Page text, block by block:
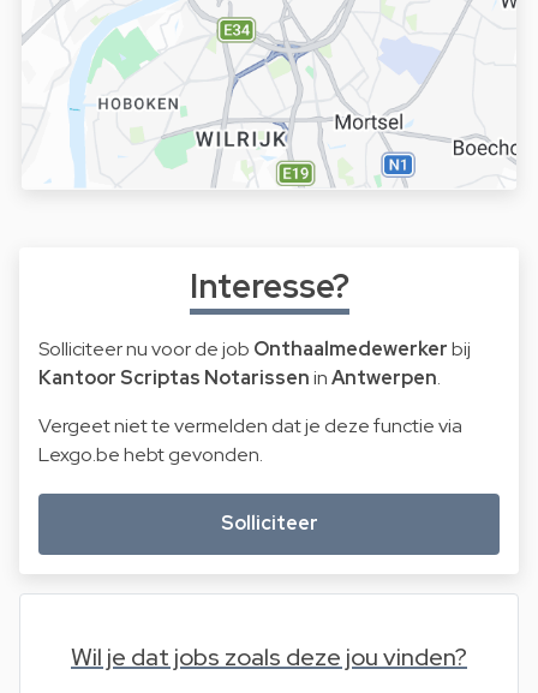
Interesse?
Solliciteer nu voor de job Onthaalmedewerkerbij
Kantoor Scriptas NotarisseninAntwerpen.
Vergeet niet te vermelden dat je deze functie via
Lexgo.be hebt gevonden.
Solliciteer
Wil je dat jobs zoals deze jou vinden?